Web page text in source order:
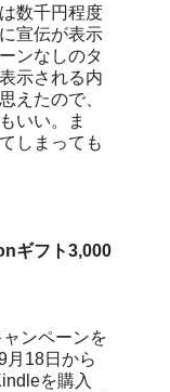
数千円程度
宣伝が表示
ンなしのタ
示される内
えたので、
いい。ま
しまっても
ギフト3,000
ンペーンを
月18日から
を購入